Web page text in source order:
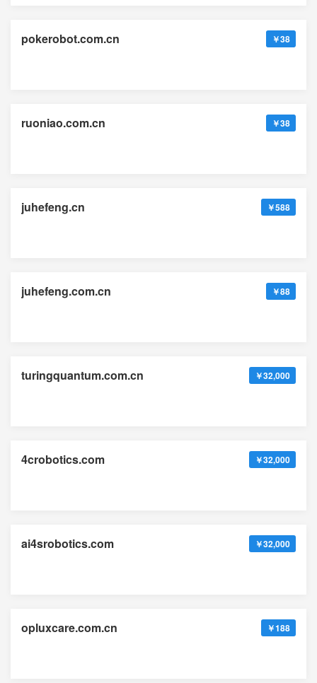
pokerobot.com.cn ￥38
ruoniao.com.cn ￥38
juhefeng.cn ￥588
juhefeng.com.cn ￥88
turingquantum.com.cn ￥32,000
4crobotics.com ￥32,000
ai4srobotics.com ￥32,000
opluxcare.com.cn ￥188